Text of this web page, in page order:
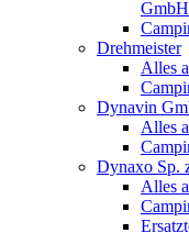
Drehmeister
Alles
Dynavin
Alles
Dynaxo Sp.
Alles